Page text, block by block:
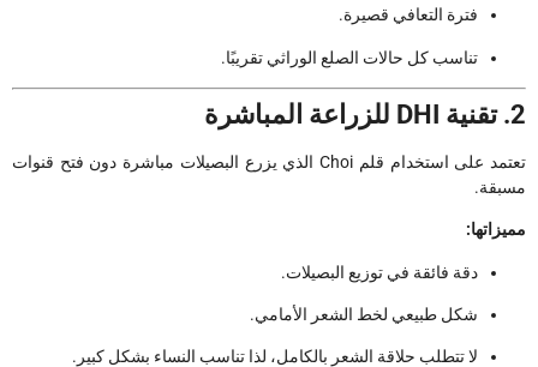
فترة التعافي قصيرة.
تناسب كل حالات الصلع الوراثي تقريبًا.
2. تقنية DHI للزراعة المباشرة
تعتمد على استخدام قلم Choi الذي يزرع البصيلات مباشرة دون فتح قنوات
مسبقة.
مميزاتها:
دقة فائقة في توزيع البصيلات.
شكل طبيعي لخط الشعر الأمامي.
لا تتطلب حلاقة الشعر بالكامل، لذا تناسب النساء بشكل كبير.